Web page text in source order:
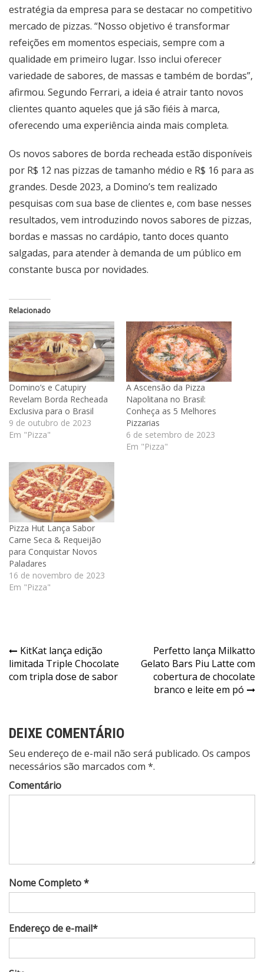
estratégia da empresa para se destacar no competitivo
mercado de pizzas. “Nosso objetivo é transformar
refeições em momentos especiais, sempre com a
qualidade em primeiro lugar. Isso inclui oferecer
variedade de sabores, de massas e também de bordas”,
afirmou. Segundo Ferrari, a ideia é atrair tanto novos
clientes quanto aqueles que já são fiéis à marca,
oferecendo uma experiência ainda mais completa.
Os novos sabores de borda recheada estão disponíveis
por R$ 12 nas pizzas de tamanho médio e R$ 16 para as
grandes. Desde 2023, a Domino’s tem realizado
pesquisas com sua base de clientes e, com base nesses
resultados, vem introduzindo novos sabores de pizzas,
bordas e massas no cardápio, tanto doces quanto
salgadas, para atender à demanda de um público em
constante busca por novidades.
Relacionado
Domino’s e Catupiry
Revelam Borda Recheada
Exclusiva para o Brasil
9 de outubro de 2023
Em "Pizza"
A Ascensão da Pizza
Napolitana no Brasil:
Conheça as 5 Melhores
Pizzarias
6 de setembro de 2023
Em "Pizza"
Pizza Hut Lança Sabor
Carne Seca & Requeijão
para Conquistar Novos
Paladares
16 de novembro de 2023
Em "Pizza"
Navegação
de
KitKat lança edição
limitada Triple Chocolate
com tripla dose de sabor
Perfetto lança Milkatto
Gelato Bars Piu Latte com
cobertura de chocolate
branco e leite em pó
DEIXE COMENTÁRIO
Seu endereço de e-mail não será publicado. Os campos
necessários são marcados com *.
Comentário
Nome Completo *
Endereço de e-mail*